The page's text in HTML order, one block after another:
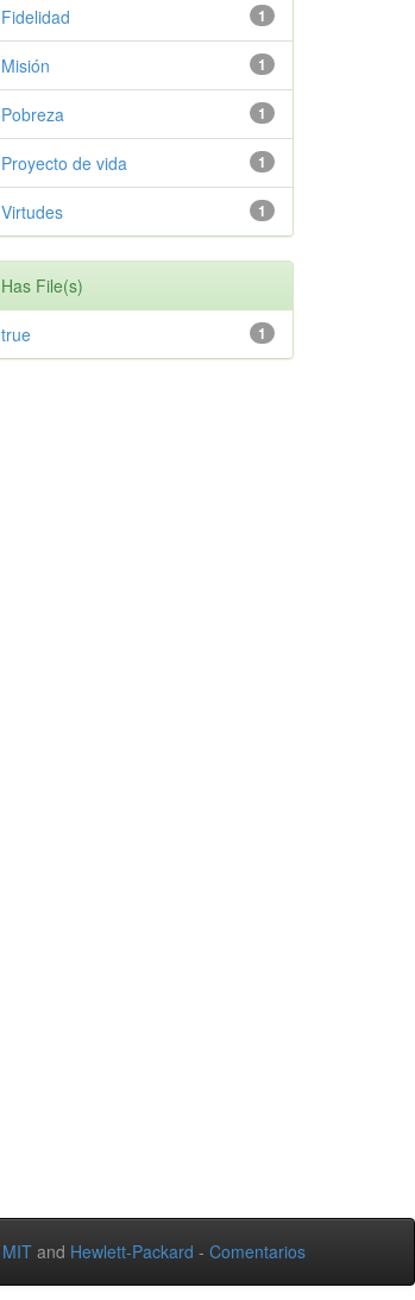
1
Fidelidad
1
Misión
1
Pobreza
1
Proyecto de vida
1
Virtudes
Has File(s)
1
true
MIT and Hewlett-Packard - Comentarios